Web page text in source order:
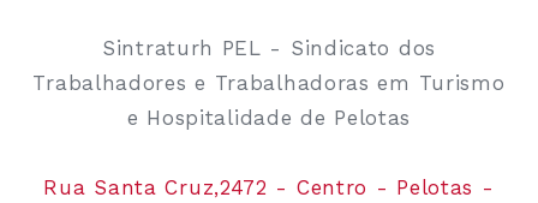
Sintraturh PEL - Sindicato dos
Trabalhadores e Trabalhadoras em Turismo
e Hospitalidade de Pelotas
Rua Santa Cruz,2472 - Centro - Pelotas -